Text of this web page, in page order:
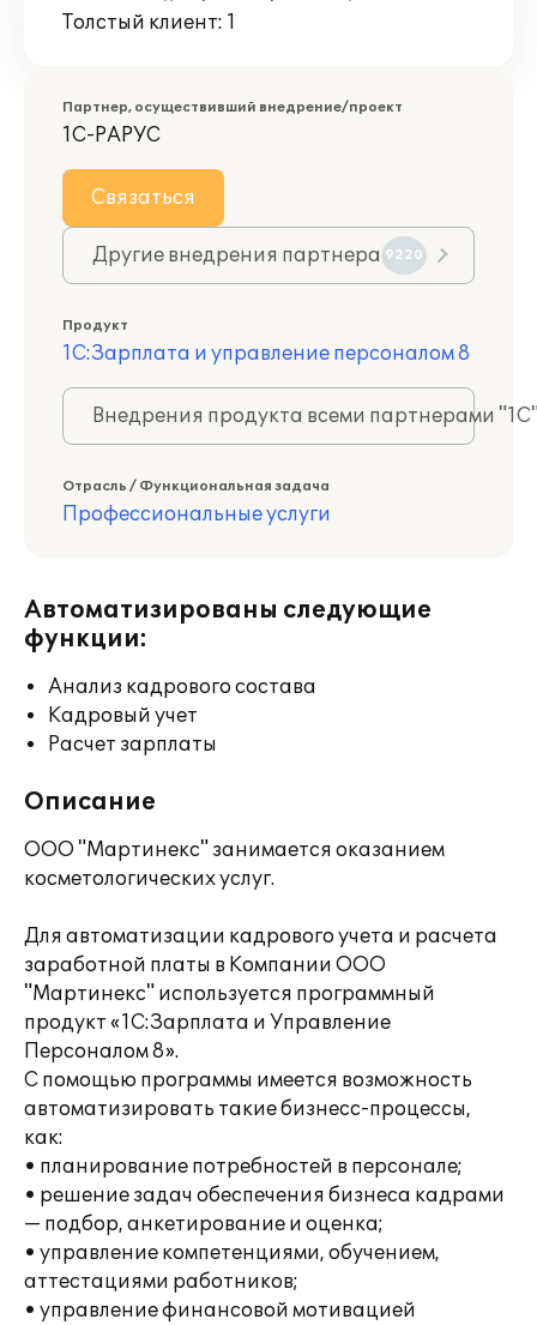
Толстый клиент: 1
Партнер, осуществивший внедрение/проект
1С-РАРУС
Связаться
Другие внедрения партнера 9220
Продукт
1С:Зарплата и управление персоналом 8
Внедрения продукта всеми партнерами
Отрасль / Функциональная задача
Профессиональные услуги
Автоматизированы следующие
функции:
Анализ кадрового состава
Кадровый учет
Расчет зарплаты
Описание
ООО "Мартинекс" занимается оказанием
косметологических услуг.
Для автоматизации кадрового учета и расчета
заработной платы в Компании ООО
"Мартинекс" используется программный
продукт «1С:Зарплата и Управление
Персоналом 8».
С помощью программы имеется возможность
автоматизировать такие бизнесс-процессы,
как:
• планирование потребностей в персонале;
• решение задач обеспечения бизнеса кадрами
— подбор, анкетирование и оценка;
• управление компетенциями, обучением,
аттестациями работников;
• управление финансовой мотивацией